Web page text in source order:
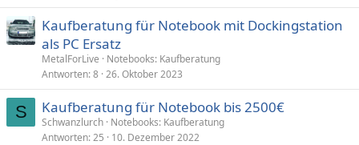
Kaufberatung für Notebook mit Dockingstation
als PC Ersatz
MetalForLive
Notebooks: Kaufberatung
Antworten 8 26. Oktober 2023
S Kaufberatung für Notebook bis 2500€
Schwanzlurch Notebooks: Kaufberatung
Antworten 25 10. Dezember 2022